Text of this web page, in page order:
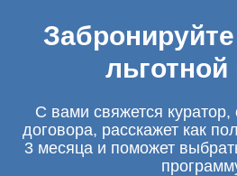
льготной
С вами свяжется куратор,
договора, расскажет как
3 месяца и поможет